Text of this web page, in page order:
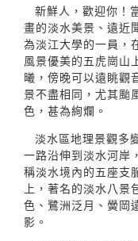
新鮮人，歡迎你！
畫的淡水美景、遠近
為淡江大學的一員，
風景優美的五虎崗山
曦，傍晚可以遠眺觀
景不盡相同，尤其颱
色，甚為絢爛。
淡水區地理景觀多
一路沿伸到淡水河岸
稱淡水境內的五座支
上，著名的淡水八
色、鷺洲泛月、黌岡
影。